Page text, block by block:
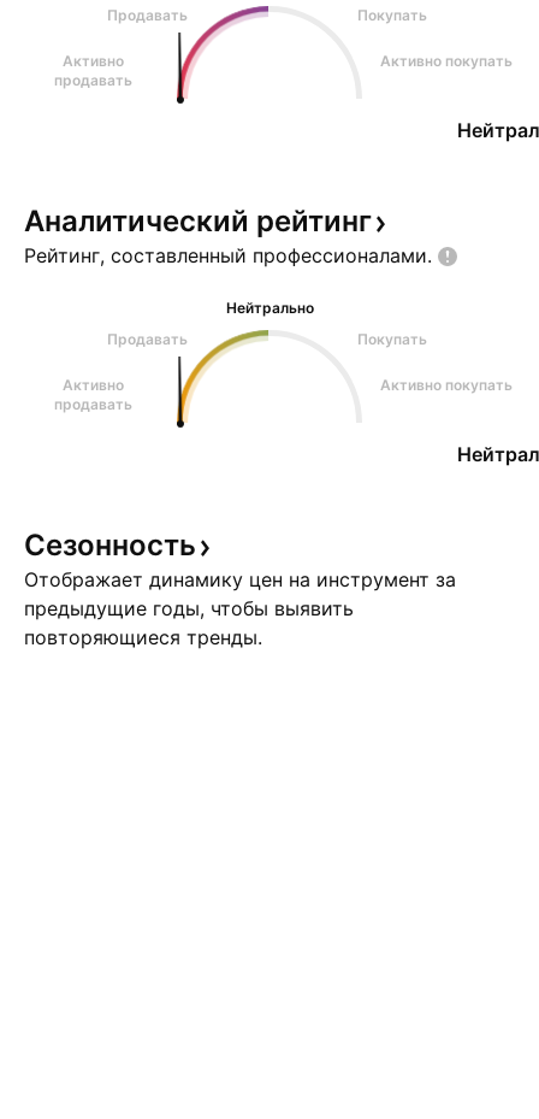
Продавать
Покупать
Активно
продавать
Активно покупать
Аналитический рейтинг
Рейтинг, составленный профессионалами.
Нейтрально
Продавать
Покупать
Активно
продавать
Активно покупать
Сезонность
Отображает динамику цен на инструмент за
предыдущие годы, чтобы выявить
повторяющиеся тренды.